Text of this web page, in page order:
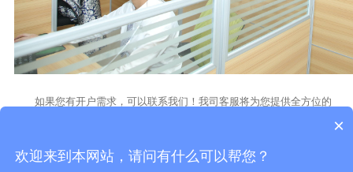
如果您有开户需求，可以联系我们！我司客服将为您提供全方位的
×
欢迎来到本网站，请问有什么可以帮您？